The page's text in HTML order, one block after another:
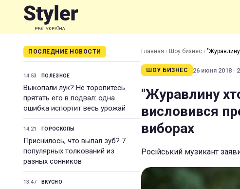
ПОСЛЕДНИЕ НОВОСТИ
14:53 ПОЛЕЗНОЕ
Выкопали лук? Не торопитесь
прятать его в подвал: одна
ошибка испортит весь урожай
14:21 ГОРОСКОПЫ
Приснилось, что выпал зуб? 7
популярных толкований из
разных сонников
13:47 ВКУСНО
Главная › Шоу бизнес › "Журавлину
ШОУ БИЗНЕС
26 июня 2018 ·
"Журавлину
висловився
виборах
Російський музикант